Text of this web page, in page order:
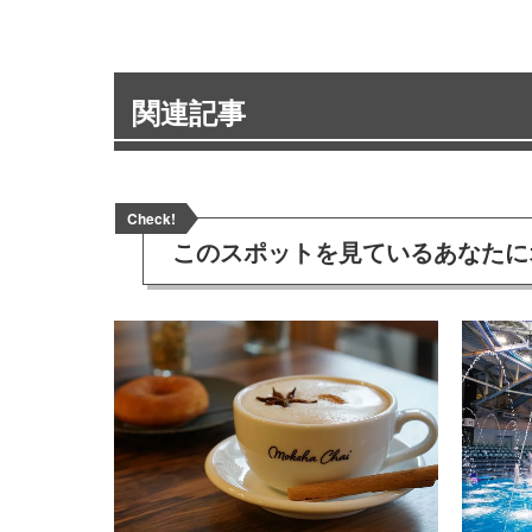
関連記事
Check!
このスポットを見ているあなた